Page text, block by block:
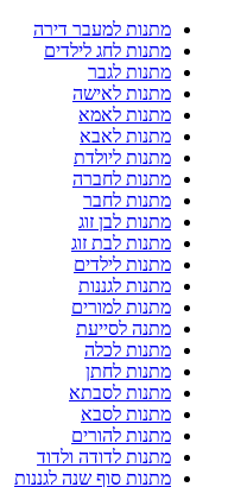
מתנות למעבר דירה
מתנות לחג לילדים
מתנות לגבר
מתנות לאישה
מתנות לאמא
מתנות לאבא
מתנות ליולדת
מתנות לחברה
מתנות לחבר
מתנות לבן זוג
מתנות לבת זוג
מתנות לילדים
מתנות לגננות
מתנות למורים
מתנה לסייעת
מתנות לכלה
מתנות לחתן
מתנות לסבתא
מתנות לסבא
מתנות להורים
מתנות לדודה ולדוד
מתנות סוף שנה לגננות